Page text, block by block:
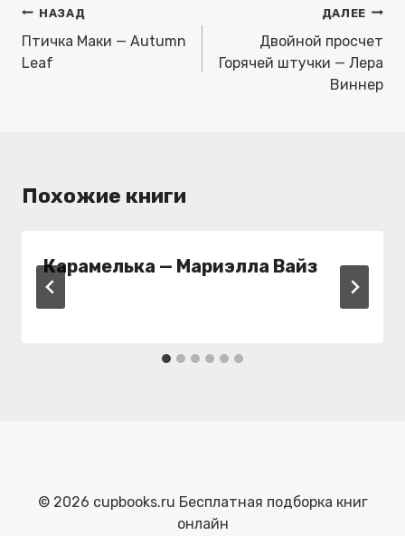
Навигация
по
записям
НАЗАД
Птичка Маки — Autumn
Leaf
ДАЛЕЕ
Двойной просчет
Горячей штучки — Лера
Виннер
Похожие книги
Карамелька — Мариэлла Вайз
© 2026 cupbooks.ru Бесплатная подборка книг
онлайн